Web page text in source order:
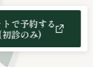
トで予約する
診のみ)